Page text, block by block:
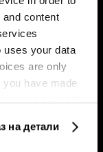
content
uses your data
are only
have made
на детали